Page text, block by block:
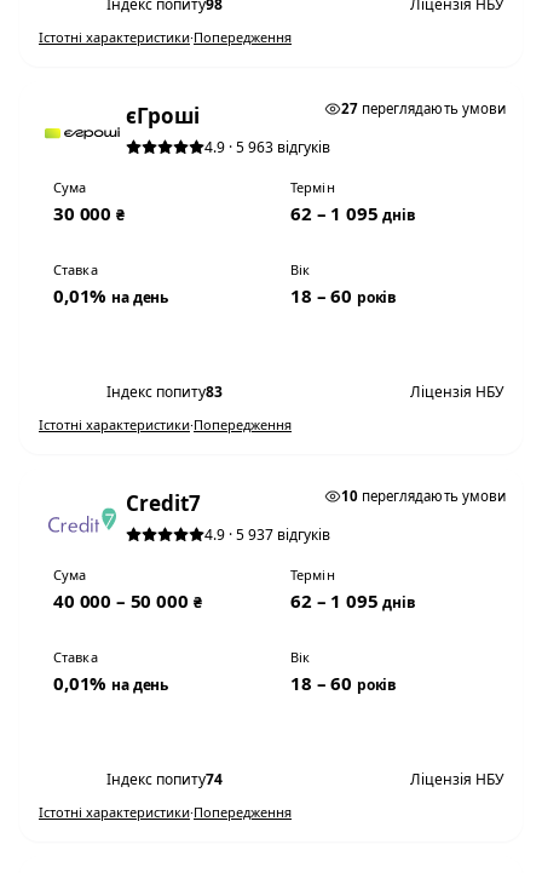
Індекс попиту98 Ліцензія НБУ
Істотні характеристики·Попередження
27переглядають умови
єГроші
4.9 · 5 963 відгуків
Сума
30 000 ₴
Термін
62 – 1 095днів
Ставка
0,01% на день
Вік
18 – 60 років
Індекс попиту83 Ліцензія НБУ
Істотні характеристики·Попередження
10переглядають умови
Credit7
4.9 · 5 937 відгуків
Сума
40 000 – 50 000 ₴
Термін
62 – 1 095днів
Ставка
0,01% на день
Вік
18 – 60 років
Індекс попиту74 Ліцензія НБУ
Істотні характеристики·Попередження